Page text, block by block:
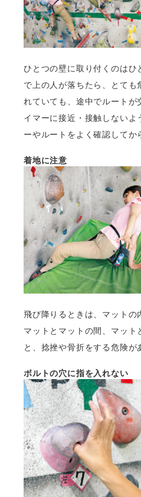
ひとつの壁に取り付くのは
で上の人が落ちたら、とて
れていても、途中でルートが
イマーに接近・接触しない
ーやルートをよく確認してか
着地に注意
飛び降りるときは、マットの
マットとマットの間、マット
と、捻挫や骨折をする危険が
ボルトの穴に指を入れない